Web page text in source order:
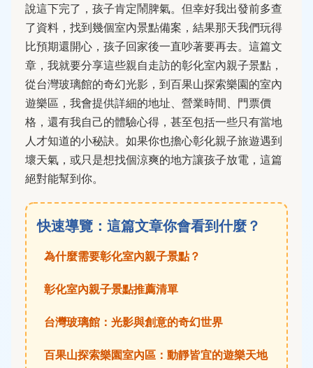
說這下完了，孩子肯定鬧脾氣。但幸好我出發前多查
了資料，找到幾個室內景點備案，結果那天我們玩得
比預期還開心，孩子回家後一直吵著要再去。這篇文
章，我就要分享這些親自走訪的彰化室內親子景點，
從台灣玻璃館的奇幻光影，到百果山探索樂園的室內
遊樂區，我會提供詳細的地址、營業時間、門票價
格，還有我自己的體驗心得，甚至包括一些只有當地
人才知道的小秘訣。如果你也擔心彰化親子旅遊遇到
壞天氣，或只是想找個涼爽的地方讓孩子放電，這篇
絕對能幫到你。
快速導覽：這篇文章你會看到什麼？
為什麼需要彰化室內親子景點？
彰化室內親子景點推薦清單
台灣玻璃館：光影與創意的奇幻世界
百果山探索樂園室內區：動靜皆宜的遊樂天地